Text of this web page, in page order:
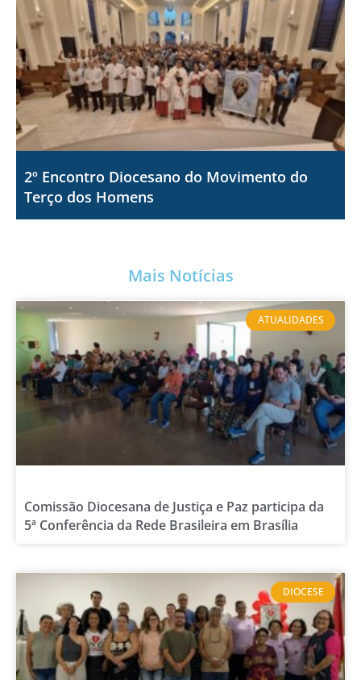
2º Encontro Diocesano do Movimento do
Terço dos Homens
Mais Notícias
ATUALIDADES
Comissão Diocesana de Justiça e Paz participa da
5ª Conferência da Rede Brasileira em Brasília
DIOCESE